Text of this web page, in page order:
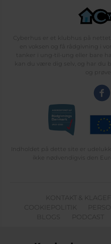
Cyberhus er et klubhus på
en voksen og få rådgivning i
tanker i ung-til-ung eller bare
kan du være dig selv, og har du
og
Indholdet på dette site er
ikke nødvendigvis den
KONTAKT &
COOKIEPOLITIK
BLOGS
PODCAST